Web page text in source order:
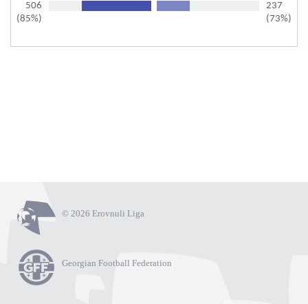
506
(85%)
237
(73%)
© 2026 Erovnuli Liga
Georgian Football Federation